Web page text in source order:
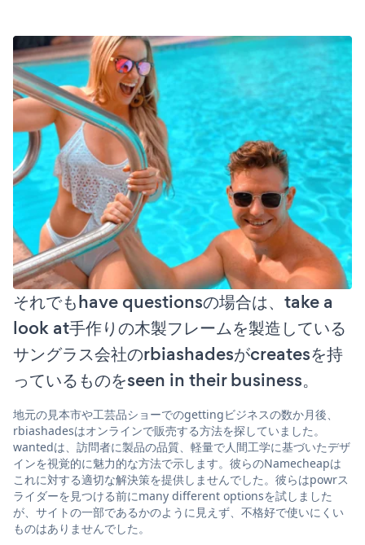
それでもhave questionsの場合は、take a
look at手作りの木製フレームを製造している
サングラス会社のrbiashadesがcreatesを持
っているものをseen in their business。
地元の見本市や工芸品ショーでのgettingビジネスの数か月後、
rbiashadesはオンラインで販売する方法を探していました。
wantedは、訪問者に製品の品質、軽量で人間工学に基づいたデザ
インを視覚的に魅力的な方法で示します。彼らのNamecheapは
これに対する適切な解決策を提供しませんでした。彼らはpowrス
ライダーを見つける前にmany different optionsを試しました
が、サイトの一部であるかのように見えず、不格好で使いにくい
ものはありませんでした。